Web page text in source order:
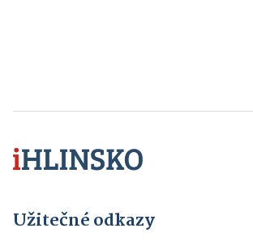
Užitečné odkazy